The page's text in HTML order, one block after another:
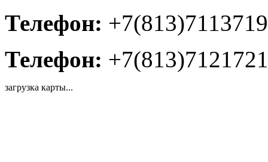
Телефон: +7(813)7113719
Телефон: +7(813)7121721
загрузка карты...